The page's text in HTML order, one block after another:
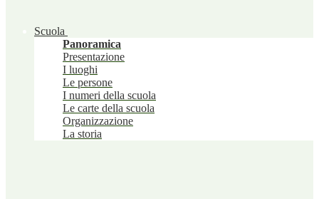
Scuola
Panoramica
Presentazione
I luoghi
Le persone
I numeri della scuola
Le carte della scuola
Organizzazione
La storia